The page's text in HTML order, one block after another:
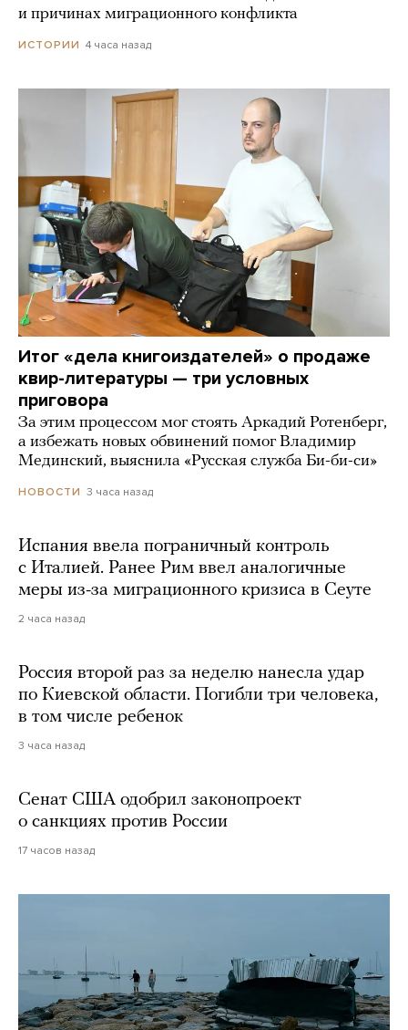
и причинах миграционного конфликта
ИСТОРИИ 4 часа назад
Итог «дела книгоиздателей» о продаже
квир-литературы — три условных
приговора
За этим процессом мог стоять Аркадий Ротенберг,
а избежать новых обвинений помог Владимир
Мединский, выяснила «Русская служба Би-би-си»
НОВОСТИ 3 часа назад
Испания ввела пограничный контроль
с Италией. Ранее Рим ввел аналогичные
меры из-за миграционного кризиса в Сеуте
2 часа назад
Россия второй раз за неделю нанесла удар
по Киевской области. Погибли три человека,
в том числе ребенок
3 часа назад
Сенат США одобрил законопроект
о санкциях против России
17 часов назад